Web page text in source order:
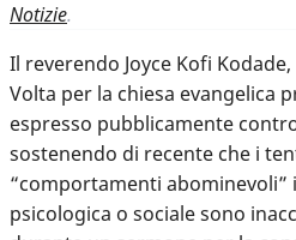
Notizie.
Il reverendo Joyce Kofi
Volta per la chiesa evangelica
espresso pubblicamente
sostenendo di recente che i
“comportamenti abominevoli”
psicologica o sociale sono